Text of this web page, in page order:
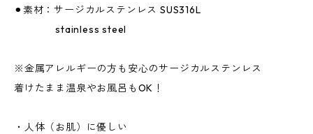
⚫︎素材：サージカルステンレス SUS316L
stainless steel
※金属アレルギーの方も安心のサージカルステンレス
着けたまま温泉やお風呂もOK！
・人体（お肌）に優しい